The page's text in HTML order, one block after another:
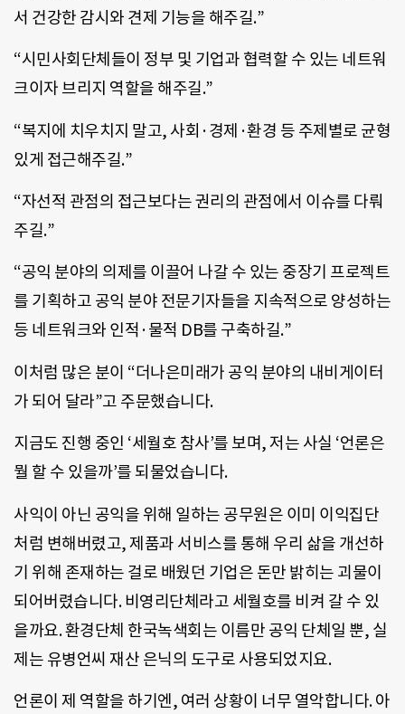
서 건강한 감시와 견제 기능을 해주길.”
“시민사회단체들이 정부 및 기업과 협력할 수 있는 네트워
크이자 브리지 역할을 해주길.”
“복지에 치우치지 말고, 사회·경제·환경 등 주제별로 균형
있게 접근해주길.”
“자선적 관점의 접근보다는 권리의 관점에서 이슈를 다뤄
주길.”
“공익 분야의 의제를 이끌어 나갈 수 있는 중장기 프로젝트
를 기획하고 공익 분야 전문기자들을 지속적으로 양성하는
등 네트워크와 인적·물적 DB를 구축하길.”
이처럼 많은 분이 “더나은미래가 공익 분야의 내비게이터
가 되어 달라”고 주문했습니다.
지금도 진행 중인 ‘세월호 참사’를 보며, 저는 사실 ‘언론은
뭘 할 수 있을까’를 되물었습니다.
사익이 아닌 공익을 위해 일하는 공무원은 이미 이익집단
처럼 변해버렸고, 제품과 서비스를 통해 우리 삶을 개선하
기 위해 존재하는 걸로 배웠던 기업은 돈만 밝히는 괴물이
되어버렸습니다. 비영리단체라고 세월호를 비켜 갈 수 있
을까요. 환경단체 한국녹색회는 이름만 공익 단체일 뿐, 실
제는 유병언씨 재산 은닉의 도구로 사용되었지요.
언론이 제 역할을 하기엔, 여러 상황이 너무 열악합니다. 아